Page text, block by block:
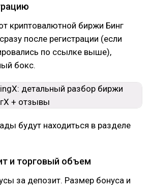
криптовалютной биржи Бинг
после регистрации (если
по ссылке выше),
бокс.
будут находиться в разделе
и торговый объем
за депозит. Размер бонуса и